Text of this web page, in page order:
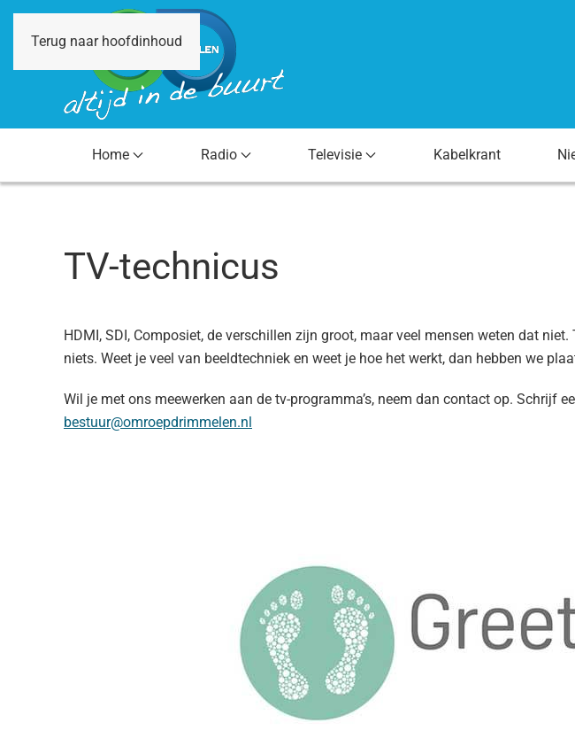
Terug naar hoofdinhoud
Home Radio Televisie Kabelkrant
TV-technicus
HDMI, SDI, Composiet, de verschillen zijn groot, maar veel mensen weten dat
niets. Weet je veel van beeldtechniek en weet je hoe het werkt, dan hebben we
Wil je met ons meewerken aan de tv-programma’s, neem dan contact op.
bestuur@omroepdrimmelen.nl